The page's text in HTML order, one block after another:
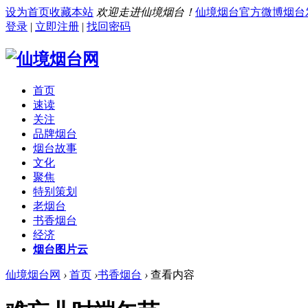
设为首页收藏本站 欢迎走进仙境烟台！ 仙境烟台官方微博烟台
登录 | 立即注册 | 找回密码
首页
速读
关注
品牌烟台
烟台故事
文化
聚焦
特别策划
老烟台
书香烟台
经济
烟台图片云
仙境烟台网 › 首页 ›书香烟台 › 查看内容